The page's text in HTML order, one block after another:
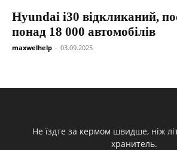
Hyundai i30 відкликаний,
понад 18 000 автомобілів
maxwelhelp - 03.09.2025
Не їздте за кермом швидше, ніж
хранитель.